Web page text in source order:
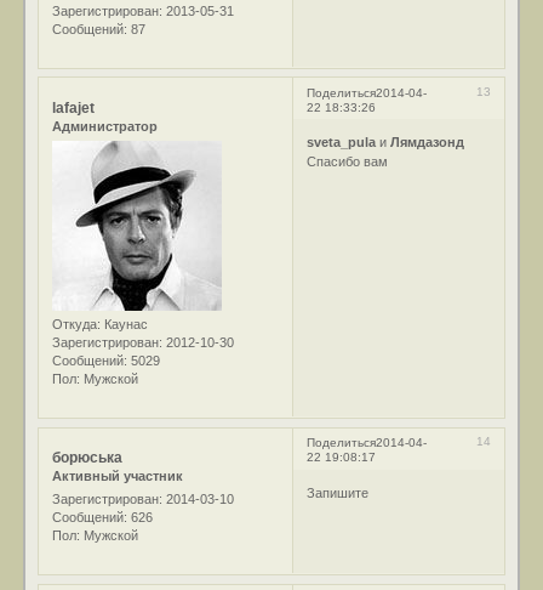
Зарегистрирован: 2013-05-31
Сообщений: 87
Поделиться 13
2014-04-
22 18:33:26
lafajet
Администратор
Откуда: Каунас
Зарегистрирован: 2012-10-30
Сообщений: 5029
Пол: Мужской
sveta_pula иЛямдазонд
Спасибо вам
Поделиться 14
2014-04-
22 19:08:17
борюська
Активный участник
Зарегистрирован: 2014-03-10
Сообщений: 626
Пол: Мужской
Запишите